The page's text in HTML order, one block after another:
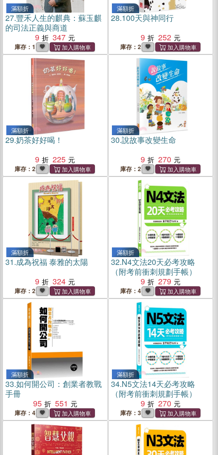
滿額折
27.豐禾人生的麒典：蘇玉麒
的司法正義與商道
9
347
庫存：1
滿額折
28.100天與神同行
9
252
庫存：2
滿額折
29.奶茶好好喝！
9
225
庫存：2
滿額折
30.說故事改變生命
9
270
庫存：2
滿額折
31.成為祝福 泰雅的太陽
9
324
庫存：2
滿額折
32.N4文法20天必考攻略
（附考前衝刺規劃手帳）
9
279
庫存：4
滿額折
33.如何開公司：創業者教戰
手冊
95
551
庫存：4
滿額折
34.N5文法14天必考攻略
（附考前衝刺規劃手帳）
9
270
庫存：3